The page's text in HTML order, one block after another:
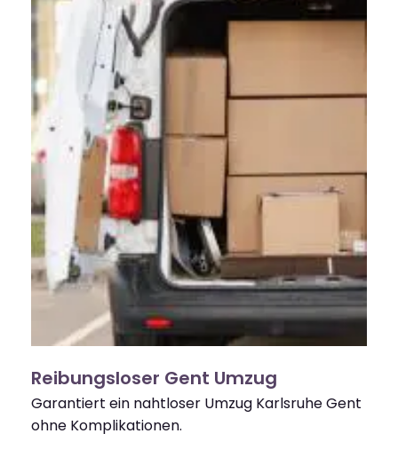
Reibungsloser Gent Umzug
Garantiert ein nahtloser Umzug Karlsruhe Gent
ohne Komplikationen.